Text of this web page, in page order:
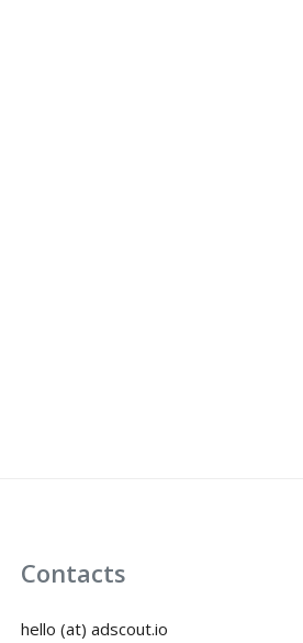
Contacts
hello (at) adscout.io